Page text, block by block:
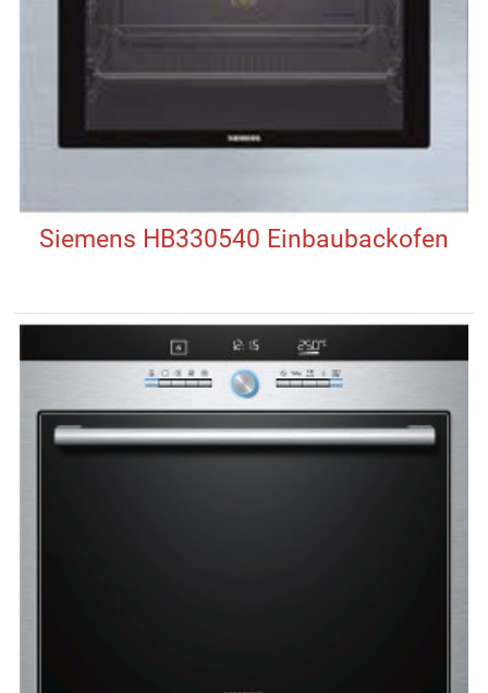
Siemens HB330540 Einbaubackofen